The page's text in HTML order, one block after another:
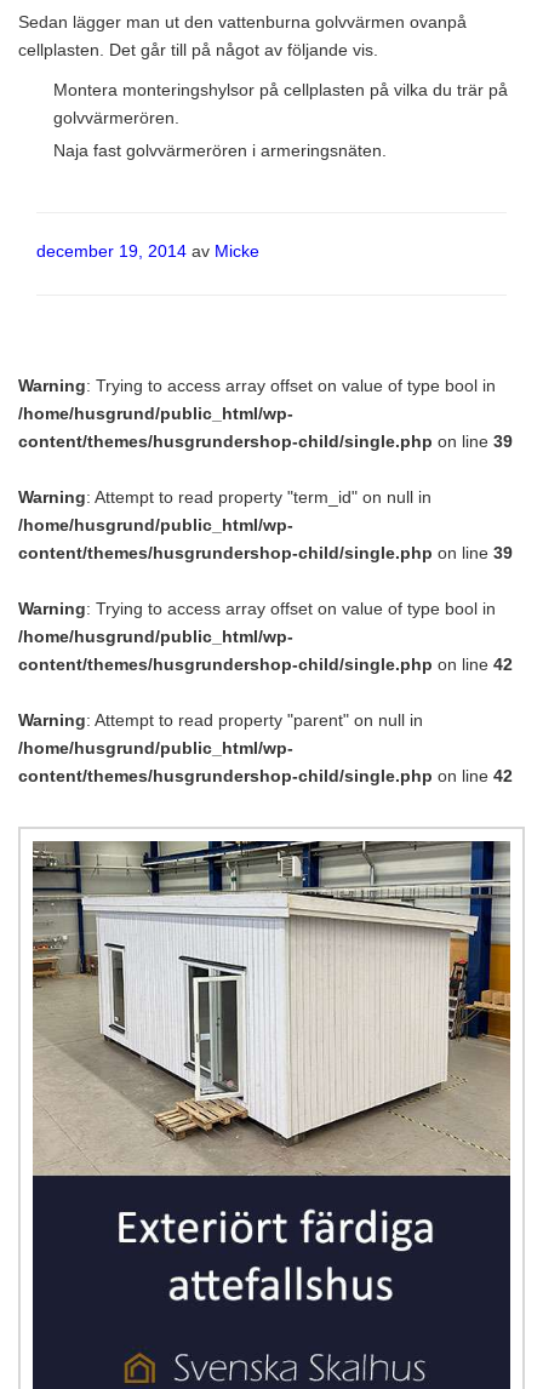
Sedan lägger man ut den vattenburna golvvärmen ovanpå
cellplasten. Det går till på något av följande vis.
Montera monteringshylsor på cellplasten på vilka du trär på
golvvärmerören.
Naja fast golvvärmerören i armeringsnäten.
Publicerat
december 19, 2014 av Micke
Warning: Trying to access array offset on value of type bool in
/home/husgrund/public_html/wp-
content/themes/husgrundershop-child/single.php on line 39
Warning: Attempt to read property "term_id" on null in
/home/husgrund/public_html/wp-
content/themes/husgrundershop-child/single.php on line 39
Warning: Trying to access array offset on value of type bool in
/home/husgrund/public_html/wp-
content/themes/husgrundershop-child/single.php on line 42
Warning: Attempt to read property "parent" on null in
/home/husgrund/public_html/wp-
content/themes/husgrundershop-child/single.php on line 42